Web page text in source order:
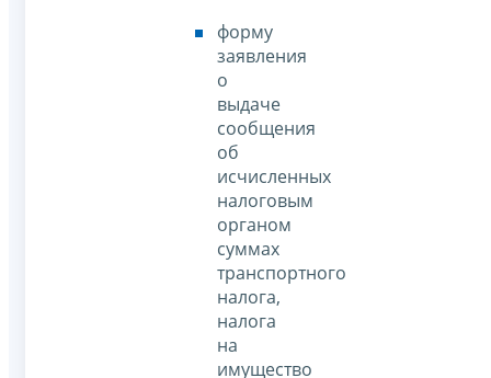
форму
заявления
о
выдаче
сообщения
об
исчисленных
налоговым
органом
суммах
транспортного
налога,
налога
на
имущество